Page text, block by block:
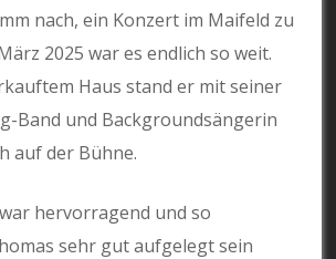
nach, ein Konzert im Maifeld zu
2025 war es endlich so weit.
Haus stand er mit seiner
Band und Backgroundsängerin
auf der Bühne.
hervorragend und so
sehr gut aufgelegt sein